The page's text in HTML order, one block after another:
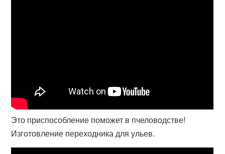
Это приспособление поможет в пчеловодстве!
Изготовление переходника для ульев.